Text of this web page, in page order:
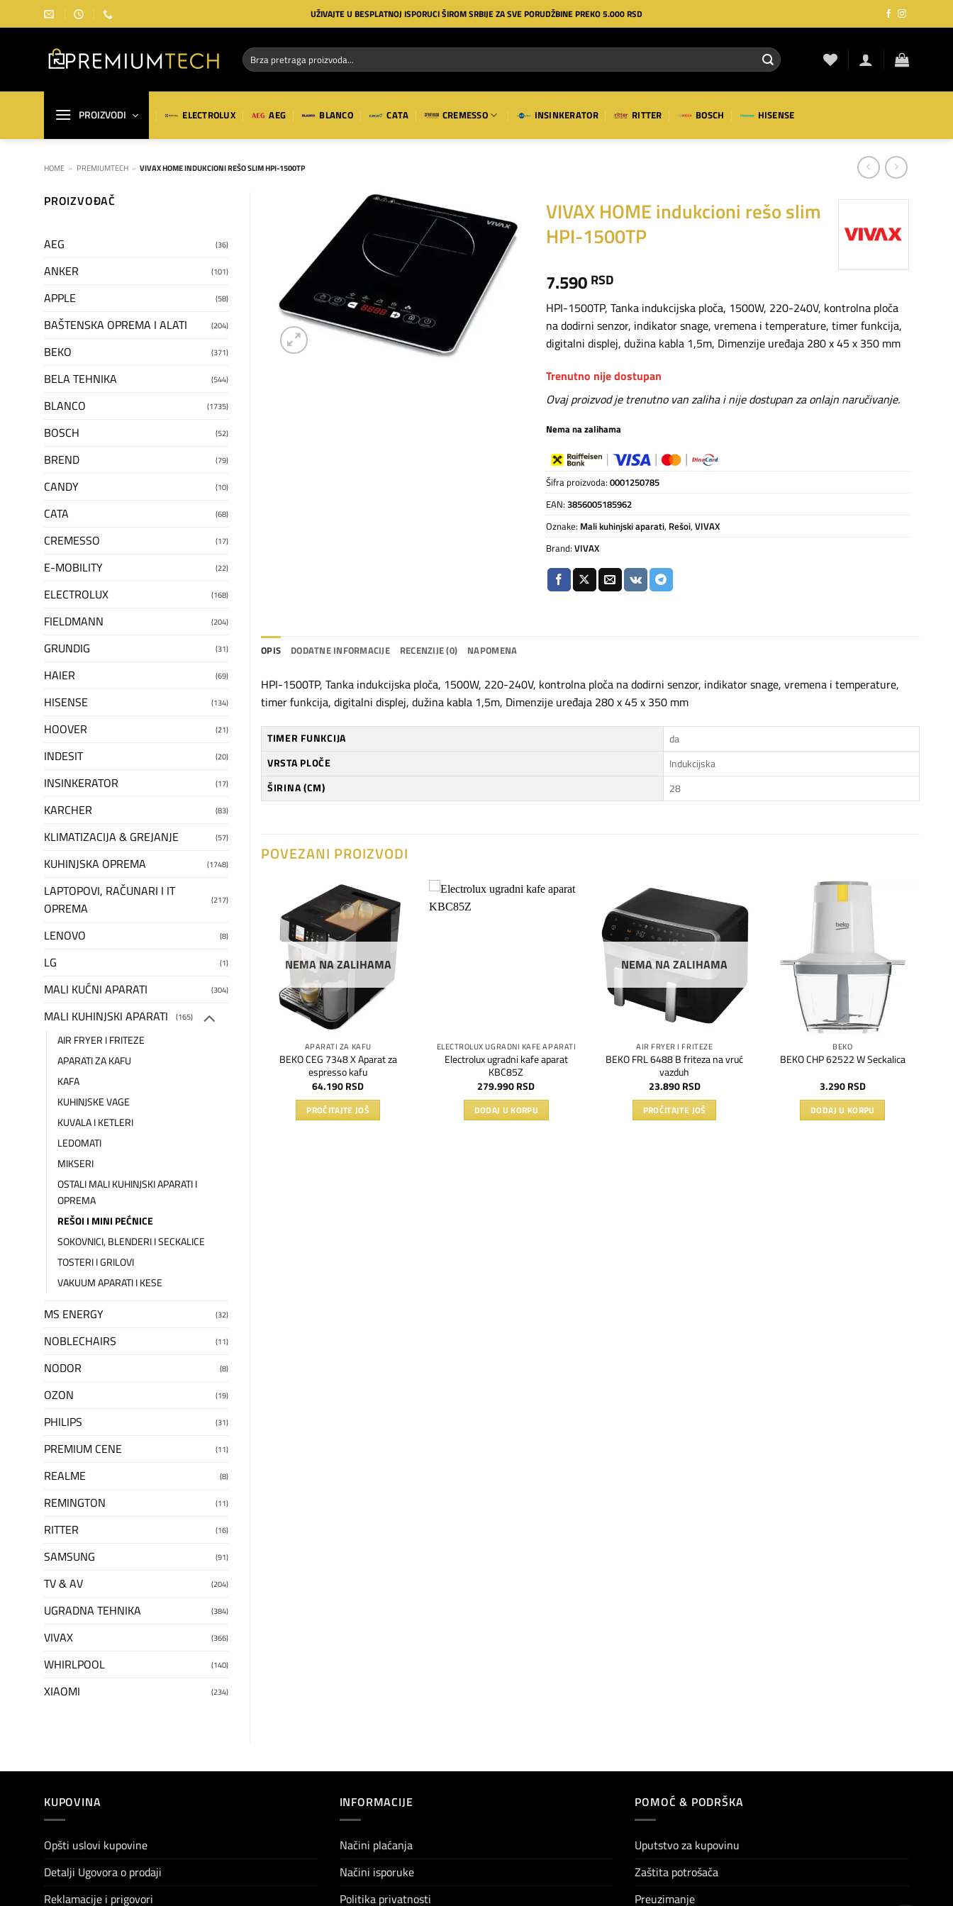
na
UŽIVAJTE U BESPLATNOJ ISPORUCI ŠIROM SRBIJE ZA SVE PORUDŽBINE PREKO 5.000 RSD
Pretraga
za:
PROIZVODI ELECTROLUX AEG BLANCO CATA CREMESSO INSINKERATOR RITTER BOSCH HISENSE
HOME » PREMIUMTECH » VIVAX HOME INDUKCIONI REŠO SLIM HPI-1500TP
PROIZVOĐAČ
AEG (36)
ANKER (101)
APPLE (58)
BAŠTENSKA OPREMA I ALATI (204)
BEKO (371)
BELA TEHNIKA (544)
BLANCO (1735)
BOSCH (52)
BREND (79)
CANDY (10)
CATA (68)
CREMESSO (17)
E-MOBILITY (22)
ELECTROLUX (168)
FIELDMANN (204)
GRUNDIG (31)
HAIER (69)
HISENSE (134)
HOOVER (21)
INDESIT (20)
INSINKERATOR (17)
KARCHER (83)
KLIMATIZACIJA & GREJANJE (57)
KUHINJSKA OPREMA (1748)
LAPTOPOVI, RAČUNARI I IT
OPREMA
(217)
LENOVO (8)
LG (1)
MALI KUĆNI APARATI (304)
MALI KUHINJSKI APARATI (165)
AIR FRYER I FRITEZE
APARATI ZA KAFU
KAFA
KUHINJSKE VAGE
KUVALA I KETLERI
LEDOMATI
MIKSERI
OSTALI MALI KUHINJSKI APARATI I
OPREMA
REŠOI I MINI PEĆNICE
SOKOVNICI, BLENDERI I SECKALICE
TOSTERI I GRILOVI
VAKUUM APARATI I KESE
MS ENERGY (32)
NOBLECHAIRS (11)
NODOR (8)
OZON (19)
PHILIPS (31)
PREMIUM CENE (11)
REALME (8)
REMINGTON (11)
RITTER (16)
SAMSUNG (91)
TV & AV (204)
UGRADNA TEHNIKA (384)
VIVAX (366)
WHIRLPOOL (140)
XIAOMI (234)
Dodaj
na
listu
želja
VIVAX HOME indukcioni rešo slim
HPI-1500TP
7.590 RSD
HPI-1500TP, Tanka indukcijska ploča, 1500W, 220-240V, kontrolna ploča
na dodirni senzor, indikator snage, vremena i temperature, timer funkcija,
digitalni displej, dužina kabla 1,5m, Dimenzije uređaja 280 x 45 x 350 mm
Trenutno nije dostupan
Ovaj proizvod je trenutno van zaliha i nije dostupan za onlajn naručivanje.
Nema na zalihama
Šifra proizvoda:0001250785
EAN:3856005185962
Oznake: Mali kuhinjski aparati, Rešoi,VIVAX
Brand:VIVAX
OPIS DODATNE INFORMACIJE RECENZIJE (0) NAPOMENA
HPI-1500TP, Tanka indukcijska ploča, 1500W, 220-240V, kontrolna ploča na dodirni senzor, indikator snage, vremena i temperature,
timer funkcija, digitalni displej, dužina kabla 1,5m, Dimenzije uređaja 280 x 45 x 350 mm
TIMER FUNKCIJA
da
VRSTA PLOČE
Indukcijska
ŠIRINA (CM)
28
POVEZANI PROIZVODI
Dodaj
na
listu
NEMA NA ZALIHAMA
APARATI ZA KAFU
BEKO CEG 7348 X Aparat za
espresso kafu
64.190RSD
PROČITAJTE JOŠ
ELECTROLUX UGRADNI KAFE APARATI
Electrolux ugradni kafe aparat
KBC85Z
279.990RSD
DODAJ U KORPU
Dodaj
listu
NEMA NA ZALIHAMA
AIR FRYER I FRITEZE
BEKO FRL 6488 B friteza na vruć
vazduh
23.890RSD
PROČITAJTE JOŠ
BEKO
BEKO CHP 62522 W Seckalica
3.290RSD
DODAJ U KORPU
na
listu
Aparat za
listu
Ritter ugradni blender BHB 50
KUPOVINA
Opšti uslovi kupovine
Detalji Ugovora o prodaji
Reklamacije i prigovori
INFORMACIJE
Načini plaćanja
Načini isporuke
Politika privatnosti
POMOĆ & PODRŠKA
Uputstvo za kupovinu
Zaštita potrošača
Preuzimanje